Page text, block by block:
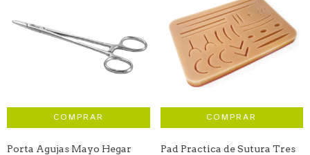
Porta Agujas Mayo Hegar
Pad Practica de Sutura Tres